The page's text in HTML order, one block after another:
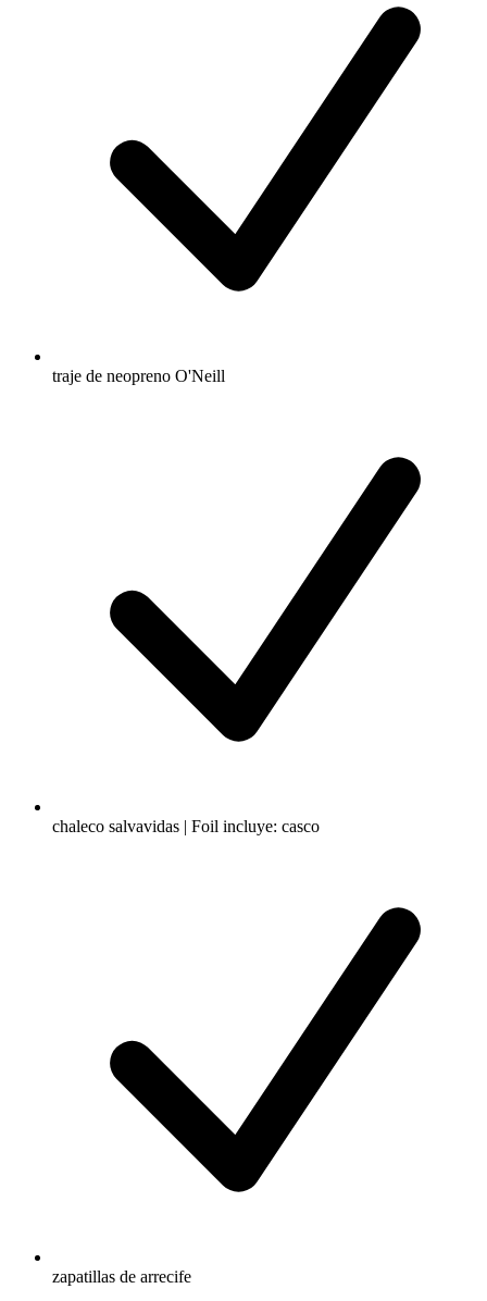
traje de neopreno O'Neill
chaleco salvavidas | Foil incluye: casco
zapatillas de arrecife